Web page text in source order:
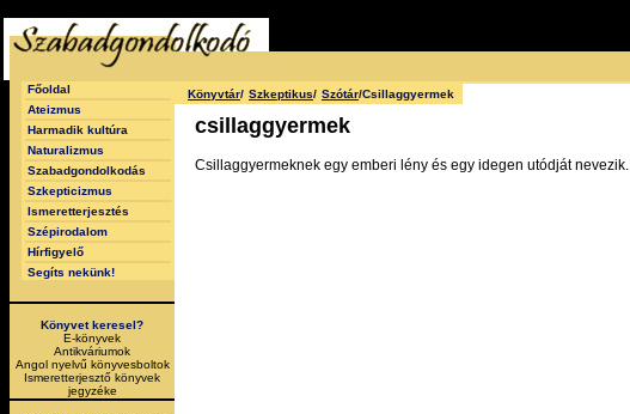
Főoldal
Ateizmus
Harmadik kultúra
Naturalizmus
Szabadgondolkodás
Szkepticizmus
Ismeretterjesztés
Szépirodalom
Hírfigyelő
Segíts nekünk!
Könyvet keresel?
E-könyvek
Antikváriumok
Angol nyelvű könyvesboltok
Ismeretterjesztő könyvek
jegyzéke
Könyvtár/ Szkeptikus/ Szótár/Csillaggyermek
csillaggyermek
Csillaggyermeknek egy emberi lény és egy idegen utódját nevezik.